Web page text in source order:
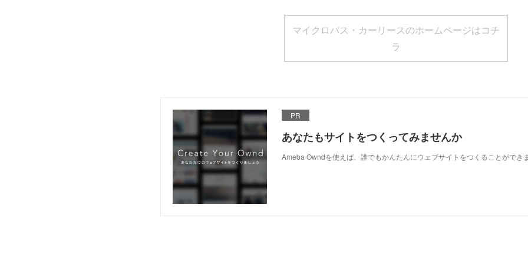
マイクロバス・カーリースのホームページはコチ
ラ
PR
あなたもサイトをつくってみませんか
Ameba Owndを使えば、誰でもかんたんにウェブサイトをつくることができ